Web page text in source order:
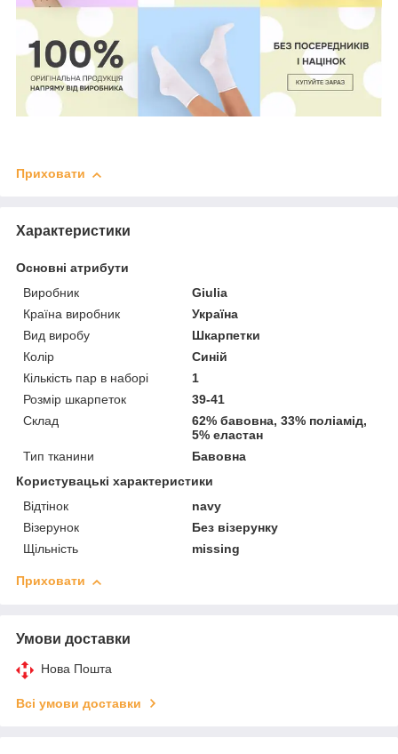
Приховати
Характеристики
Основні атрибути
Виробник
Giulia
Країна виробник
Україна
Вид виробу
Шкарпетки
Колір
Синій
Кількість пар в наборі
1
Розмір шкарпеток
39-41
Склад
62% бавовна, 33% поліамід,
5% еластан
Тип тканини
Бавовна
Користувацькі характеристики
Відтінок
navy
Візерунок
Без візерунку
Щільність
missing
Приховати
Умови доставки
Нова Пошта
Всі умови доставки